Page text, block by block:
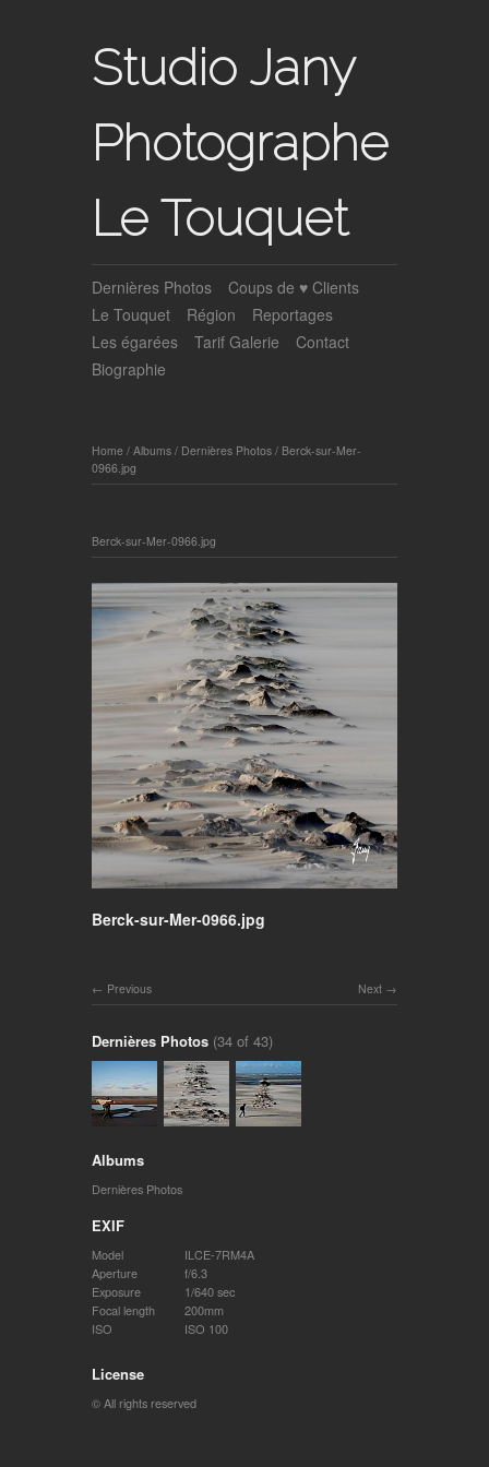
Studio Jany
Photographe
Le Touquet
Dernières Photos
Coups de ♥ Clients
Le Touquet
Région
Reportages
Les égarées
Tarif Galerie
Contact
Biographie
Home / Albums / Dernières Photos / Berck-sur-Mer-
0966.jpg
Berck-sur-Mer-0966.jpg
Berck-sur-Mer-0966.jpg
Next
Previous
Dernières Photos (34 of 43)
Albums
Dernières Photos
EXIF
Model
ILCE-7RM4A
Aperture
f/6.3
Exposure
1/640 sec
Focal length
200mm
ISO
ISO 100
License
© All rights reserved